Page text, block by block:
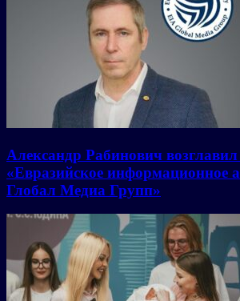
Александр Рабинович
«Евразийское информационное
Глобал Медиа Групп»